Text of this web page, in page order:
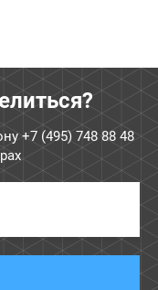
+7 (495) 748 88 48